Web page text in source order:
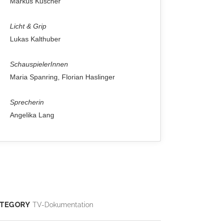
Licht & Grip
Lukas Kalthuber
SchauspielerInnen
Maria Spanring, Florian Haslinger
Sprecherin
Angelika Lang
TV-Dokumentation